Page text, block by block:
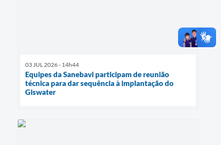
03 JUL 2026 - 14h44
Equipes da Sanebavi participam de reunião
técnica para dar sequência à implantação do
Giswater